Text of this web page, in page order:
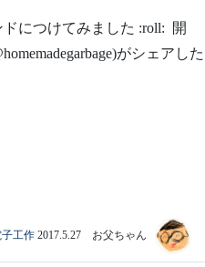
につけてみました :roll: 開
がシェアした
子工作 2017.5.27 お父ちゃん